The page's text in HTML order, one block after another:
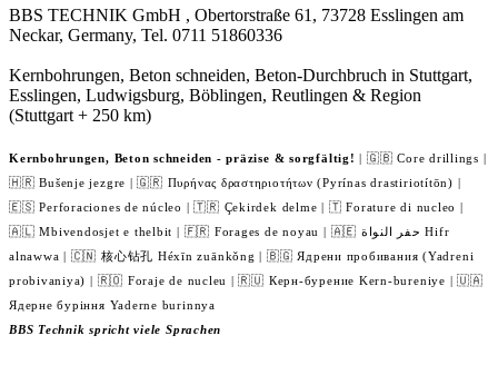
BBS TECHNIK GmbH , Obertorstraße 61, 73728 Esslingen am
Neckar, Germany, Tel. 0711 51860336
Kernbohrungen, Beton schneiden, Beton-Durchbruch in Stuttgart,
Esslingen, Ludwigsburg, Böblingen, Reutlingen & Region
(Stuttgart + 250 km)
Kernbohrungen, Beton schneiden - präzise & sorgfältig! | 🇬🇧 Core drillings |
🇭🇷 Bušenje jezgre | 🇬🇷 Πυρήνας δραστηριοτήτων (Pyrínas drastiriotítōn) |
🇪🇸 Perforaciones de núcleo | 🇹🇷 Çekirdek delme | 🇹 Forature di nucleo |
🇦🇱 Mbivendosjet e thelbit | 🇫🇷 Forages de noyau | 🇦🇪 حفر النواة Hifr
alnawwa | 🇨🇳 核心钻孔 Héxīn zuānkǒng | 🇧🇬 Ядрени пробивания (Yadreni
probivaniya) | 🇷🇴 Foraje de nucleu | 🇷🇺 Керн-бурение Kern-bureniye | 🇺🇦
Ядерне буріння Yaderne burinnya
BBS Technik spricht viele Sprachen